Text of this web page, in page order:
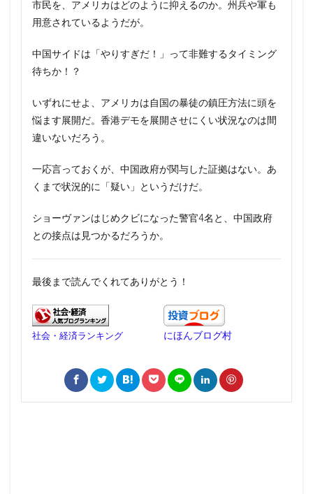
市民を、アメリカはどのように抑えるのか。州兵や軍も
用意されているようだが。
中国サイドは「やりすぎだ！」って非難するタイミング
待ちか！？
いずれにせよ、アメリカは自国の暴徒の鎮圧方法に頭を
悩ます展開だ。香港デモを展開させにくい状況なのは間
違いないだろう。
一応言っておくが、中国政府が関与した証拠はない。あ
くまで状況的に「疑い」というだけだ。
ショーヴァンはじめクビになった警官4名と、中国政府
との接点は見つかるだろうか。
最後まで読んでくれてありがとう！
社会・経済ランキング にほんブログ村